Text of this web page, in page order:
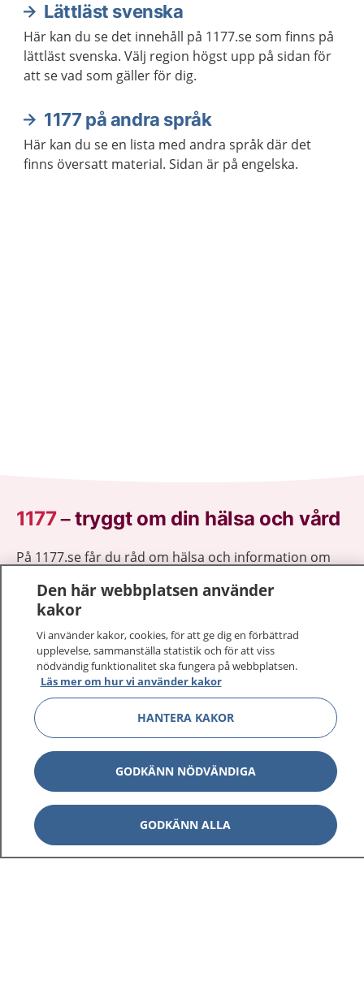
Lättläst svenska
Här kan du se det innehåll på 1177.se som finns på
lättläst svenska. Välj region högst upp på sidan för
att se vad som gäller för dig.
1177 på andra språk
Här kan du se en lista med andra språk där det
finns översatt material. Sidan är på engelska.
1177–tryggt om din hälsa och vård
På 1177.se får du råd om hälsa och information om
Logga in för att läsa din journal och göra dina
vårdärenden. Ring telefonnummer 1177 för
sjukvårdsrådgivning dygnet runt.
1177 ger dig råd när du vill må bättre.
1177 på flera språk Visa
Om 1177
Kontakt Visa
Den här webbplatsen använder
kakor
Vi använder kakor, cookies, för att ge dig en förbättrad
upplevelse, sammanställa statistik och för att viss
nödvändig funktionalitet ska fungera på webbplatsen.
Läs mer om hur vi använder kakor
HANTERA KAKOR
GODKÄNN NÖDVÄNDIGA
GODKÄNN ALLA